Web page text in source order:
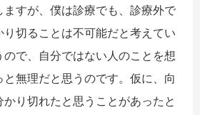
ますが、僕は診療でも、診療外で
り切ることは不可能だと考えてい
ので、自分ではない人のことを想
無理だと思うのです。仮に、向
り切れたと思うことがあったと